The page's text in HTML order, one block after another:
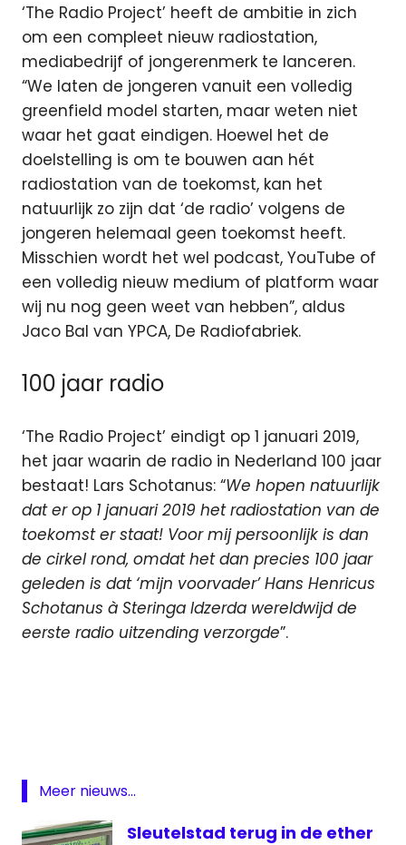
‘The Radio Project’ heeft de ambitie in zich
om een compleet nieuw radiostation,
mediabedrijf of jongerenmerk te lanceren.
“We laten de jongeren vanuit een volledig
greenfield model starten, maar weten niet
waar het gaat eindigen. Hoewel het de
doelstelling is om te bouwen aan hét
radiostation van de toekomst, kan het
natuurlijk zo zijn dat ‘de radio’ volgens de
jongeren helemaal geen toekomst heeft.
Misschien wordt het wel podcast, YouTube of
een volledig nieuw medium of platform waar
wij nu nog geen weet van hebben”, aldus
Jaco Bal van YPCA, De Radiofabriek.
100 jaar radio
‘The Radio Project’ eindigt op 1 januari 2019,
het jaar waarin de radio in Nederland 100 jaar
bestaat! Lars Schotanus: “We hopen natuurlijk
dat er op 1 januari 2019 het radiostation van de
toekomst er staat! Voor mij persoonlijk is dan
de cirkel rond, omdat het dan precies 100 jaar
geleden is dat ‘mijn voorvader’ Hans Henricus
Schotanus à Steringa Idzerda wereldwijd de
eerste radio uitzending verzorgde”.
The
Project
Meer nieuws...
Sleutelstad terug in de ether